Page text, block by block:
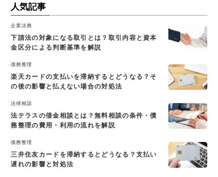
人気記事
企業法務
下請法の対象になる取引とは？取引内容と資本
金区分による判断基準を解説
債務整理
楽天カードの支払いを滞納するとどうなる？そ
の後の影響と払えない場合の対処法
法律相談
法テラスの借金相談とは？無料相談の条件・債
務整理の費用・利用の流れを解説
債務整理
三井住友カードを滞納するとどうなる？支払い
遅れの影響と対処法